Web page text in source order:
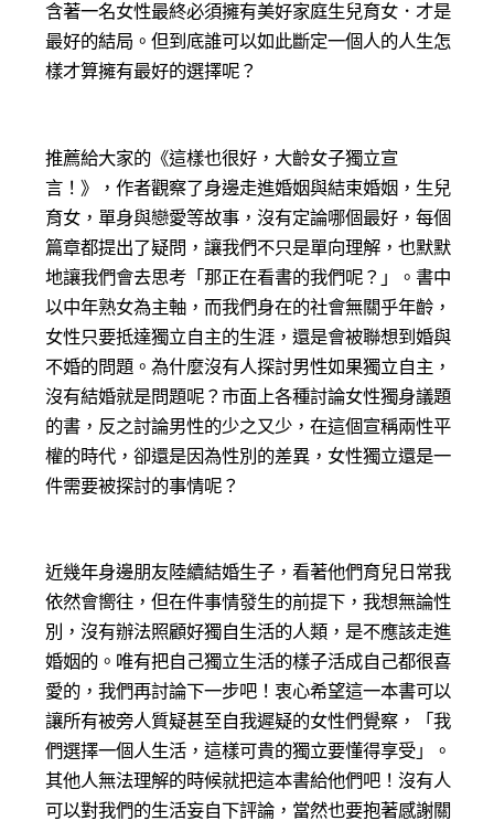
含著一名女性最終必須擁有美好家庭生兒育女．才是
最好的結局。但到底誰可以如此斷定一個人的人生怎
樣才算擁有最好的選擇呢？
推薦給大家的《這樣也很好，大齡女子獨立宣
言！》，作者觀察了身邊走進婚姻與結束婚姻，生兒
育女，單身與戀愛等故事，沒有定論哪個最好，每個
篇章都提出了疑問，讓我們不只是單向理解，也默默
地讓我們會去思考「那正在看書的我們呢？」。書中
以中年熟女為主軸，而我們身在的社會無關乎年齡，
女性只要抵達獨立自主的生涯，還是會被聯想到婚與
不婚的問題。為什麼沒有人探討男性如果獨立自主，
沒有結婚就是問題呢？市面上各種討論女性獨身議題
的書，反之討論男性的少之又少，在這個宣稱兩性平
權的時代，卻還是因為性別的差異，女性獨立還是一
件需要被探討的事情呢？
近幾年身邊朋友陸續結婚生子，看著他們育兒日常我
依然會嚮往，但在件事情發生的前提下，我想無論性
別，沒有辦法照顧好獨自生活的人類，是不應該走進
婚姻的。唯有把自己獨立生活的樣子活成自己都很喜
愛的，我們再討論下一步吧！衷心希望這一本書可以
讓所有被旁人質疑甚至自我遲疑的女性們覺察，「我
們選擇一個人生活，這樣可貴的獨立要懂得享受」。
其他人無法理解的時候就把這本書給他們吧！沒有人
可以對我們的生活妄自下評論，當然也要抱著感謝關